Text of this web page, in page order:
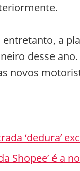
a
desse
novos
‘dedura’
Shopee’ é a